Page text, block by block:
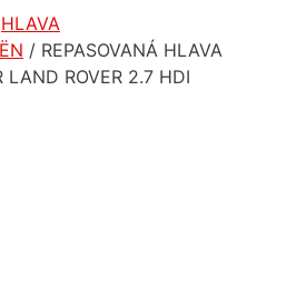
HLAVA
/ REPASOVANÁ HLAVA
LAND ROVER 2.7 HDI